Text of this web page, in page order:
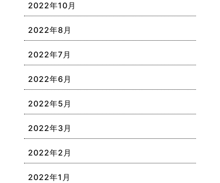
2022年10月
2022年8月
2022年7月
2022年6月
2022年5月
2022年3月
2022年2月
2022年1月